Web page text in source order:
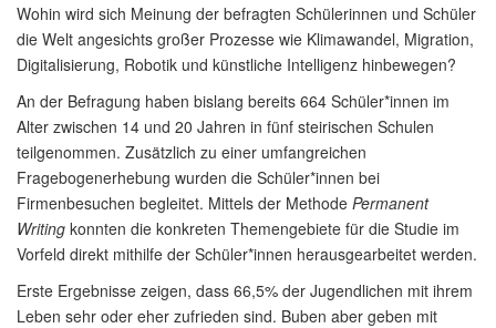
Wohin wird sich Meinung der befragten Schülerinnen und Schüler
die Welt angesichts großer Prozesse wie Klimawandel, Migration,
Digitalisierung, Robotik und künstliche Intelligenz hinbewegen?
An der Befragung haben bislang bereits 664 Schüler*innen im
Alter zwischen 14 und 20 Jahren in fünf steirischen Schulen
teilgenommen. Zusätzlich zu einer umfangreichen
Fragebogenerhebung wurden die Schüler*innen bei
Firmenbesuchen begleitet. Mittels der Methode Permanent
Writing konnten die konkreten Themengebiete für die Studie im
Vorfeld direkt mithilfe der Schüler*innen herausgearbeitet werden.
Erste Ergebnisse zeigen, dass 66,5% der Jugendlichen mit ihrem
Leben sehr oder eher zufrieden sind. Buben aber geben mit